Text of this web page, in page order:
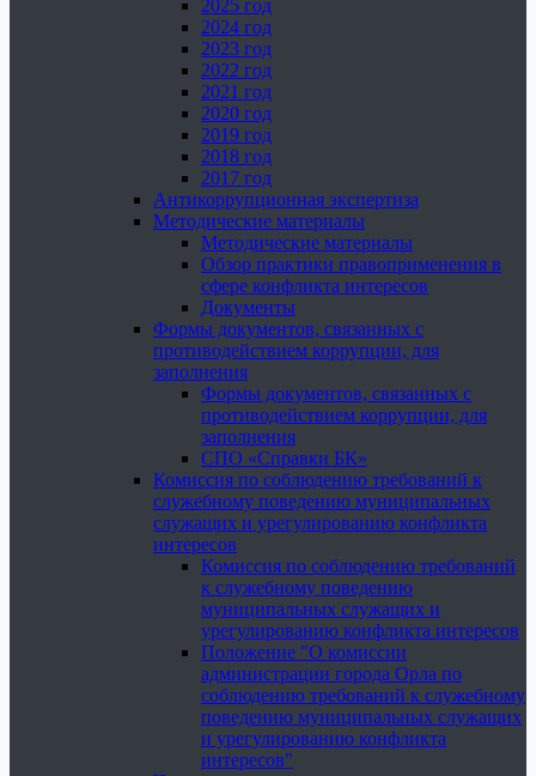
2025 год
2024 год
2023 год
2022 год
2021 год
2020 год
2019 год
2018 год
2017 год
Антикоррупционная экспертиза
Методические материалы
Методические материалы
Обзор практики правоприменения в
сфере конфликта интересов
Документы
Формы документов, связанных с
противодействием коррупции, для
заполнения
Формы документов, связанных с
противодействием коррупции, для
заполнения
СПО «Справки БК»
Комиссия по соблюдению требований к
служебному поведению муниципальных
служащих и урегулированию конфликта
интересов
Комиссия по соблюдению требований
к служебному поведению
муниципальных служащих и
урегулированию конфликта интересов
Положение "О комиссии
администрации города Орла по
соблюдению требований к служебному
поведению муниципальных служащих
и урегулированию конфликта
интересов"